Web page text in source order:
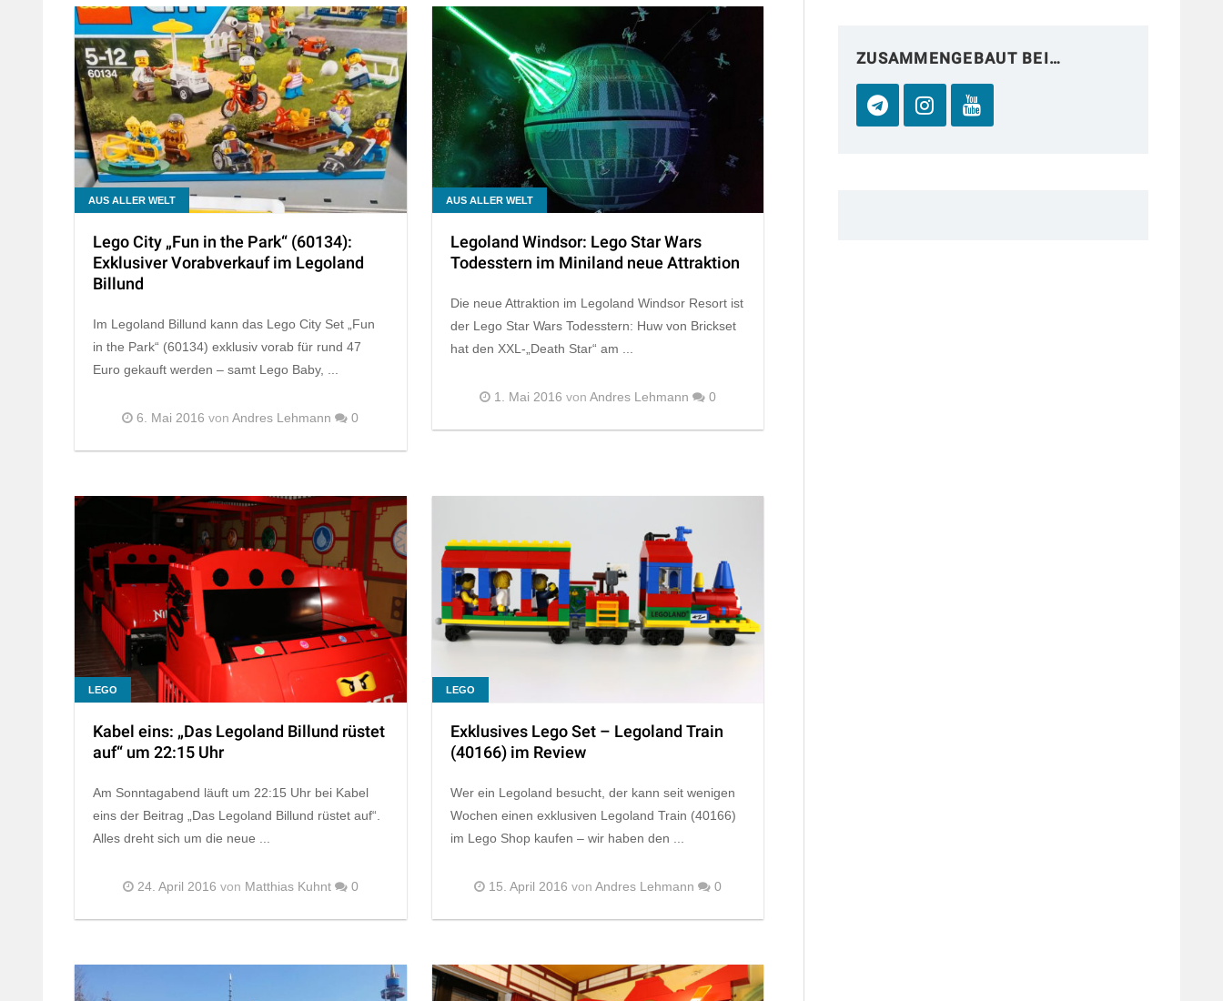
AUS ALLER WELT
Lego City „Fun in the Park“ (60134):
Exklusiver Vorabverkauf im Legoland
Billund
Im Legoland Billund kann das Lego City Set „Fun
in the Park“ (60134) exklusiv vorab für rund 47
Euro gekauft werden – samt Lego Baby, ...
6. Mai 2016 vonAndres Lehmann 0
AUS ALLER WELT
Legoland Windsor: Lego Star Wars
Todesstern im Miniland neue Attraktion
Die neue Attraktion im Legoland Windsor Resort ist
der Lego Star Wars Todesstern: Huw von Brickset
hat den XXL-„Death Star“ am ...
1. Mai 2016 vonAndres Lehmann 0
LEGO
Kabel eins: „Das Legoland Billund rüstet
auf“ um 22:15 Uhr
Am Sonntagabend läuft um 22:15 Uhr bei Kabel
eins der Beitrag „Das Legoland Billund rüstet auf“.
Alles dreht sich um die neue ...
24. April 2016 von Matthias Kuhnt 0
LEGO
Exklusives Lego Set – Legoland Train
(40166) im Review
Wer ein Legoland besucht, der kann seit wenigen
Wochen einen exklusiven Legoland Train (40166)
im Lego Shop kaufen – wir haben den ...
15. April 2016 vonAndres Lehmann 0
ZUSAMMENGEBAUT BEI…